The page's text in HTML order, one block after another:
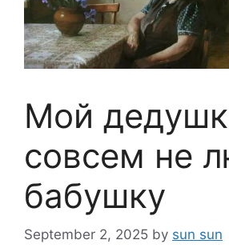
Мой
совсем не
бабушку
September 2, 2025 by sun sun